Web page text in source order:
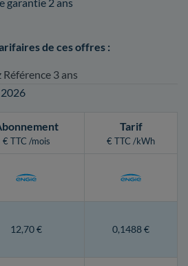
de ces offres :
Référence 3 ans
€ TTC /mois
Tarif
€ TTC /kWh
12,70 € 0,1488 €